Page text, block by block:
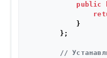
public
            }
        };
//